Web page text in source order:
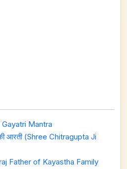
Mantra
की आरती (Shree Chitragupta Ji
Father of Kayastha Family